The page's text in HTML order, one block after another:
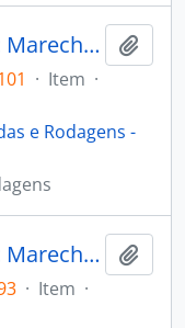
BR-31/ES - Jabaeté - Trecho: Marechal Floriano. Firma: Cia. Mineira Obras S.A
· Item ·
e Rodagens -
BR-31/ES - Jabaeté - Trecho: Marechal Floriano. Firma: Cia. Mineira Obras S.A
· Item ·